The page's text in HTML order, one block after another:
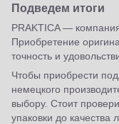
Подведем итоги
PRAKTICA —
Приобретение
точность и
Чтобы приобрести
немецкого
выбору. Стоит
упаковки до качества